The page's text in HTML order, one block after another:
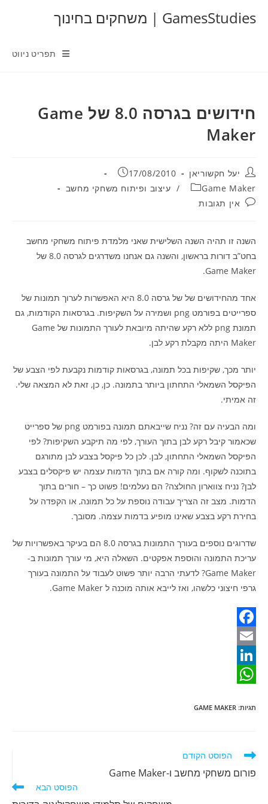
GamesStudies | משחקים בחינוך
תפריט ניווט
חידושים בגרסה 8.0 של Game
Maker
מחבר:יעל חקשוריאן פורסם:
17/08/2010
קטגוריה:
Game Maker
/ עיצוב ופיתוח משחקי מחשב
תגובות:אין תגובות
השנה זו תהיה השנה השלישית שאני מלמדת פיתוח משחקי מחשב
בחט”ב דורות בראשון, והשנה גם אנחנו משדרגים לגרסה 8.0 של
Game Maker.
אחד מהחידושים של של גרסה 8.0 היא האפשרות לערוך תמונות של
ספרייטים בפורמט png ושמירה על השקיפות. בגרסאות הקודמות, גם
תמונת png ללא רקע שהיתה מיובאת לעורך התמונות של Game
Maker היתה מקבלת רקע לבן.
יותר מכך, שקיפות בכל תמונה, בגרסאות קודמות נקבעת לפי הצבע של
הפיקסל השמאלי התחתון ביותר בתמונה. כן, כן, זאת לא המצאה שלי.
זה אמיתי.
ומה הבעיה עם זה? נניח שייבאתם תמונה בפורמט png של ספרייט
שכאמור קיבל רקע לבן בתוך העורך, לפי מה תיקבע השקיפות? לפי
הפיקסל השמאלי התחתון, לבן. לכן כל פיקסל בצבע לבן מתורגם
בתוכנה לשקוף. ומה קורה אם בתוך הדמות עצמה יש פיקסלים בצבע
לבן? נניח צווארון החולצה? הם נעלמים! פשוט כך – חורים בתוך
הדמות. מצב זה הצריך עבודה נוספת על כל תמונה, או הקפדה על
בחירת רקע בצבע שאינו מופיע בדמות עצמה. מסובך.
שדרוגים נוספים בעורך התמונות בגרסה 8.0 הם בעיקר באפשרויות של
עריכת התמונה והוספת אפקטים. השאלה היא, מי עורך תמונות ב-
Game Maker? לדעתי הרבה יותר פשוט לעבוד על התמונה בעורך
גרפי חיצוני כלשהו, ואז לייבא אותה מוכנה ל Game Maker.
F
a
c
b
o
k
E
m
i
L
n
e
d
h
t
s
תגיות:
GAME MAKER
לקרוא
נוספים
הפוסט הקודם
פורום משחקי מחשב ו-Game Maker
הפוסט הבא